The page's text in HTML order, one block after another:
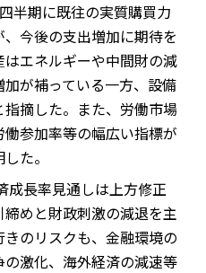
半期に既往の実質購買力
今後の支出増加に期待を
エネルギーや中間財の減
が補っている一方、設備
摘した。また、労働市場
参加率等の幅広い指標が
た。
成長率見通しは上方修正
めと財政刺激の減退を主
のリスクも、金融環境の
激化、海外経済の減速等